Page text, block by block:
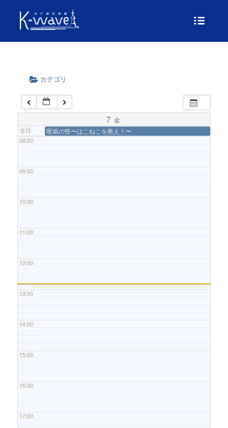
カテゴリ
7 金
全日 呪箱の怪〜はこねこを救え！〜
04:00
06:00
07:00
08:00
09:00
10:00
11:00
12:00
13:00
14:00
15:00
16:00
17:00